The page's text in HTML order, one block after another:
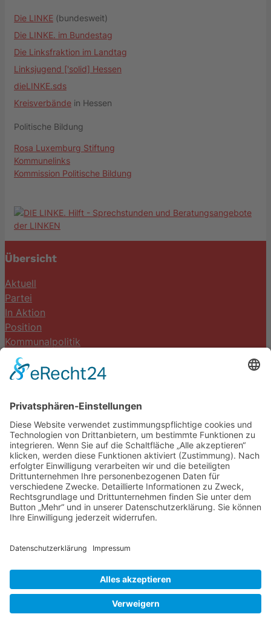
Die LINKE (bundesweit)
Die LINKE. im Bundestag
Die Linksfraktion im Landtag
Linksjugend ['solid] Hessen
dieLINKE.sds
Kreisverbände in Hessen
Politische Bildung
Rosa Luxemburg Stiftung
Kommunelinks
Kommission Politische Bildung
Übersicht
Aktuell
Partei
In Aktion
Position
Kommunalpolitik
Termine
DIE LINKE. Schwalm-Eder
Steingasse 5
34613 Schwalmstadt
Tel.06691 8077899
info@die-linke-schwalm-eder.de
Gesetzliches
Impressum
Cookie-Einstellungen
© 2026 DIE LINKE. Schwalm-Eder